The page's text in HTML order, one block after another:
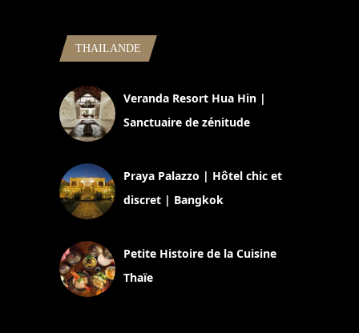
THAILANDE
Veranda Resort Hua Hin |
Sanctuaire de zénitude
Praya Palazzo | Hôtel chic et
discret | Bangkok
Petite Histoire de la Cuisine
Thaïe